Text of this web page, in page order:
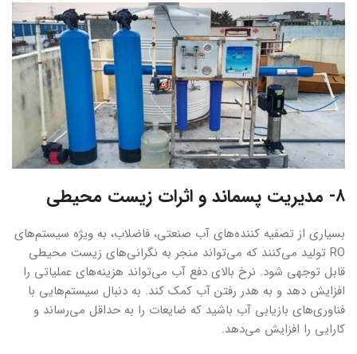
۸- مدیریت پسماند و اثرات زیست محیطی
بسیاری از تصفیه کننده‌های آب صنعتی، فاضلاب، به ویژه سیستم‌های
RO تولید می‌کنند که می‌تواند منجر به نگرانی‌های زیست محیطی
قابل توجهی شود. نرخ بالای دفع آب می‌تواند هزینه‌های عملیاتی را
افزایش دهد و به هدر رفتن آب کمک کند. به دنبال سیستم‌هایی با
فناوری‌های بازیابی آب باشید که ضایعات را به حداقل می‌رساند و
کارایی را افزایش می‌دهد.